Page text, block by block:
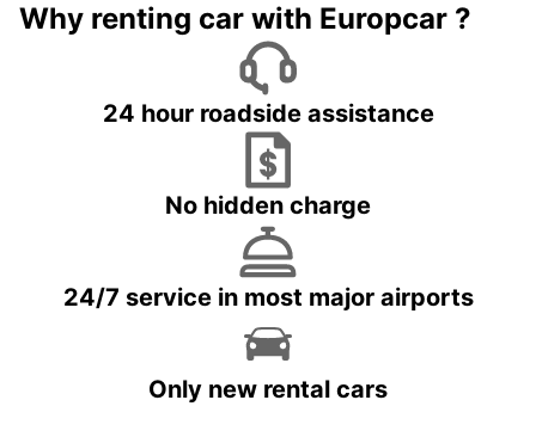
Why renting car with Europcar ?
24 hour roadside assistance
No hidden charge
24/7 service in most major airports
Only new rental cars